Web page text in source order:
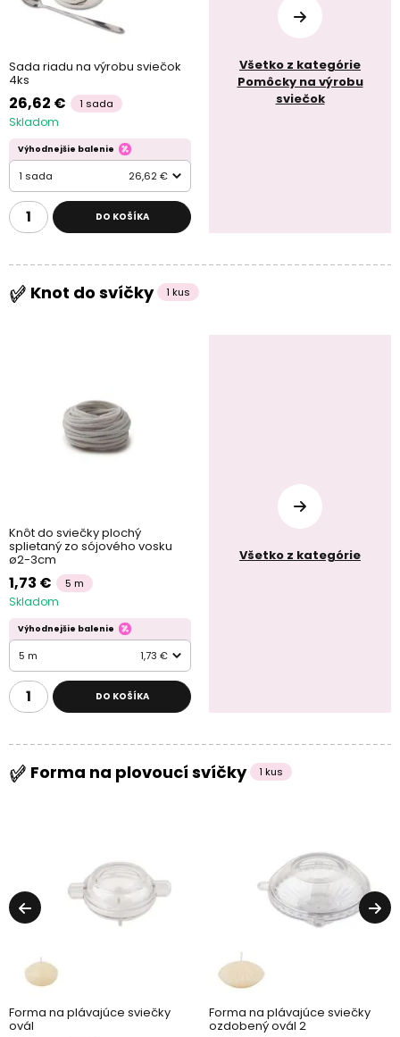
Sada riadu na výrobu sviečok
4ks
26,62 € 1 sada
Skladom
Výhodnejšie balenie
1 sada 26,62 €
DO KOŠÍKA
Všetko z kategórie
Pomôcky na výrobu
sviečok
Knot do svíčky 1 kus
Knôt do sviečky plochý
splietaný zo sójového vosku
ø2-3cm
1,73 € 5 m
Skladom
Výhodnejšie balenie
5 m 1,73 €
DO KOŠÍKA
Všetko z kategórie
Forma na plovoucí svíčky 1 kus
Forma na plávajúce sviečky
ovál
Forma na plávajúce sviečky
ozdobený ovál 2